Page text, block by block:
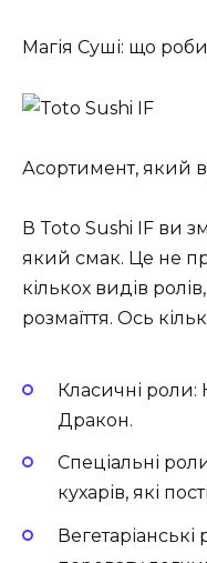
Магія Суші: що
Асортимент, який
В Toto Sushi IF ви
який смак. Це не
кількох видів
розмаїття. Ось
Класичні роли:
Дракон.
Спеціальні
кухарів, які
Вегетаріанські